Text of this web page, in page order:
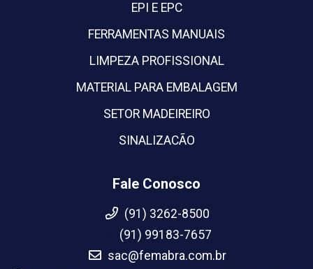
EPI E EPC
FERRAMENTAS MANUAIS
LIMPEZA PROFISSIONAL
MATERIAL PARA EMBALAGEM
SETOR MADEIREIRO
SINALIZACÃO
Fale Conosco
(91) 3262-8500
(91) 99183-7657
sac@femabra.com.br